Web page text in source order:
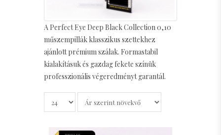
A Perfect Eye Deep Black Collection 0,10
műszempillák klasszikus szettekhez
ajánlott prémium szálak. Formastabil
kialakításuk és gazdag fekete színük
professzionális végeredményt garantál.